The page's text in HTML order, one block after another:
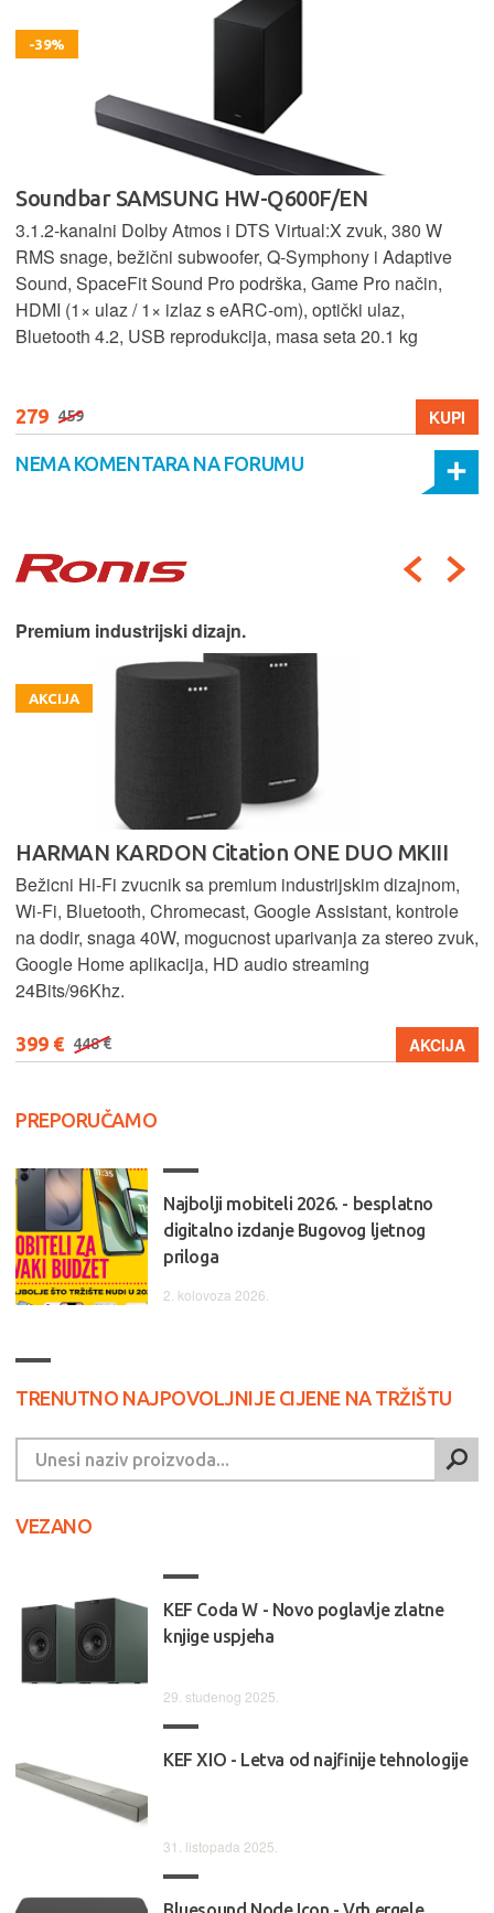
-39%
Soundbar SAMSUNG HW-Q600F/EN
3.1.2‑kanalni Dolby Atmos i DTS Virtual:X zvuk, 380 W
RMS snage, bežični subwoofer, Q‑Symphony i Adaptive
Sound, SpaceFit Sound Pro podrška, Game Pro način,
HDMI (1× ulaz / 1× izlaz s eARC‑om), optički ulaz,
Bluetooth 4.2, USB reprodukcija, masa seta 20.1 kg
279 459 KUPI
NEMA KOMENTARA NA FORUMU
Premium industrijski dizajn.
AKCIJA
HARMAN KARDON Citation ONE DUO MKIII
Bežicni Hi-Fi zvucnik sa premium industrijskim dizajnom,
Wi-Fi, Bluetooth, Chromecast, Google Assistant, kontrole
na dodir, snaga 40W, mogucnost uparivanja za stereo zvuk,
Google Home aplikacija, HD audio streaming
24Bits/96Khz.
399 € 448 € AKCIJA
PREPORUČAMO
Najbolji mobiteli 2026. - besplatno
digitalno izdanje Bugovog ljetnog
priloga
2. kolovoza 2026.
TRENUTNO NAJPOVOLJNIJE CIJENE NA TRŽIŠTU
VEZANO
KEF Coda W - Novo poglavlje zlatne
knjige uspjeha
29. studenog 2025.
KEF XIO - Letva od najfinije tehnologije
31. listopada 2025.